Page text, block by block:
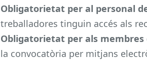
Obligatorietat per al personal
treballadores tinguin accés als
Obligatorietat per als membres
la convocatòria per mitjans